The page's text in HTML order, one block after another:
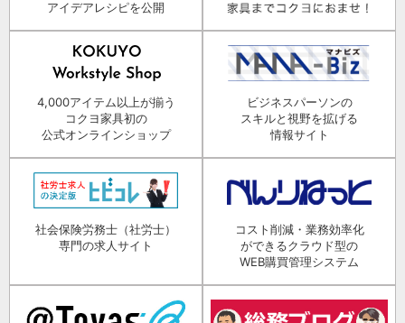
アイデアレシピを公開
4,000アイテム以上が揃う
コクヨ家具初の
公式オンラインショップ
ビジネスパーソンの
スキルと視野を拡げる
情報サイト
社会保険労務士（社労士）
専門の求人サイト
コスト削減・業務効率化
ができるクラウド型の
WEB購買管理システム